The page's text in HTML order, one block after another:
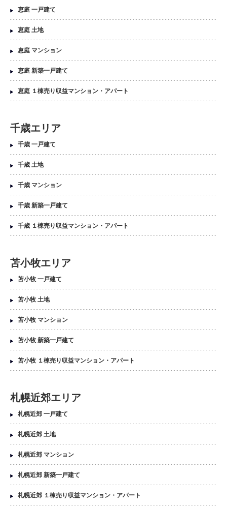
恵庭 一戸建て
恵庭 土地
恵庭 マンション
恵庭 新築一戸建て
恵庭 １棟売り収益マンション・アパート
千歳エリア
千歳 一戸建て
千歳 土地
千歳 マンション
千歳 新築一戸建て
千歳 １棟売り収益マンション・アパート
苫小牧エリア
苫小牧 一戸建て
苫小牧 土地
苫小牧 マンション
苫小牧 新築一戸建て
苫小牧 １棟売り収益マンション・アパート
札幌近郊エリア
札幌近郊 一戸建て
札幌近郊 土地
札幌近郊 マンション
札幌近郊 新築一戸建て
札幌近郊 １棟売り収益マンション・アパート